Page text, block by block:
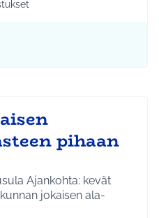
Hyrylä
mukaan: Liikunta ja
pihaan
Ajankohta: kevät
jokaisen ala-